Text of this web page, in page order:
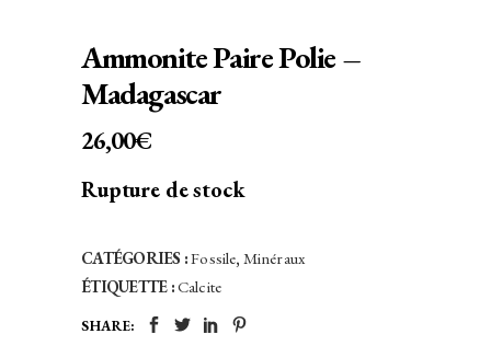
Ammonite Paire Polie –
Madagascar
26,00€
Rupture de stock
CATÉGORIES :Fossile, Minéraux
ÉTIQUETTE :Calcite
SHARE: